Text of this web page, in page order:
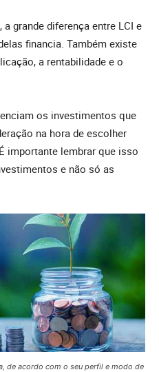
grande diferença entre LCI e
financia. Também existe
a rentabilidade e o
os investimentos que
na hora de escolher
importante lembrar que isso
e não só as
de acordo com o seu perfil e modo de